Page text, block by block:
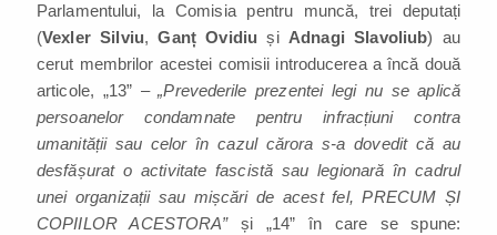
Parlamentului, la Comisia pentru muncă, trei deputați
(Vexler Silviu,Ganț Ovidiuși Adnagi Slavoliub) au
cerut membrilor acestei comisii introducerea a încă două
articole, „13” –„Prevederile prezentei legi nu se aplică
persoanelor condamnate pentru infracțiuni contra
umanității sau celor în cazul cărora s-a dovedit că au
desfășurat o activitate fascistă sau legionară în cadrul
unei organizații sau mișcări de acest fel, PRECUM ȘI
COPIILOR ACESTORA”și „14” în care se spune: